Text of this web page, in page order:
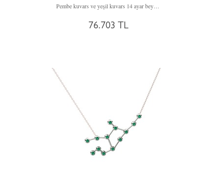
Pembe kuvars ve yeşil kuvars 14 ayar beyaz altın bilezik
76.703 TL